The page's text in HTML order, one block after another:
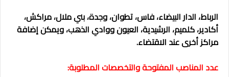
الرباط، الدار البيضاء، فاس، تطوان، وجدة، بني ملال، مراكش،
أكادير، كلميم، الرشيدية، العيون ووادي الذهب، ويمكن إضافة
مراكز أخرى عند الاقتضاء.
عدد المناصب المفتوحة والتخصصات المطلوبة: